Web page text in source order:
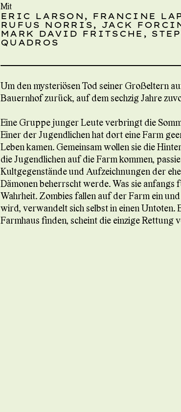
Mit
ERIC LARSON, FRANCINE
RUFUS NORRIS, JACK
MARK DAVID FRITSCHE,
QUADROS
Um den mysteriösen Tod seiner Großeltern
Bauernhof zurück, auf dem sechzig Jahre
Eine Gruppe junger Leute verbringt die
Einer der Jugendlichen hat dort eine Farm
Leben kamen. Gemeinsam wollen sie die
die Jugendlichen auf die Farm kommen,
Kultgegenstände und Aufzeichnungen der
Dämonen beherrscht werde. Was sie anfangs
Wahrheit. Zombies fallen auf der Farm ein
wird, verwandelt sich selbst in einen Untoten.
Farmhaus finden, scheint die einzige Rettung